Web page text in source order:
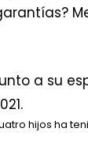
hijos ha